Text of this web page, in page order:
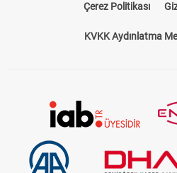
Çerez Politikası
KVKK Aydınlatma